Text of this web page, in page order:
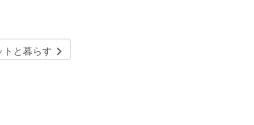
トと暮らす